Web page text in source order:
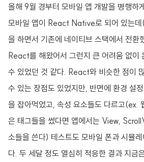
올해 9월 경부터 모바일 앱 개발을 병행하
모바일 앱이 React Native로 되어 있는
을 하면서 기존에 네이티브 스택에서 전환
React를 해왔어서 그런지 큰 어려움 없이
수 있었던 것 같다. React와 비슷한 점이
수 있는 장점도 있었지만, 반면에 환경 설
을 잡아먹었고, 속성 요소들도 다르고
은 태그들을 썼다면 앱에서는 View,
소들을 쓴다) 테스트도 모바일 폰과 시뮬
다. 두 세달 정도 열심히 적응한 결과 지금